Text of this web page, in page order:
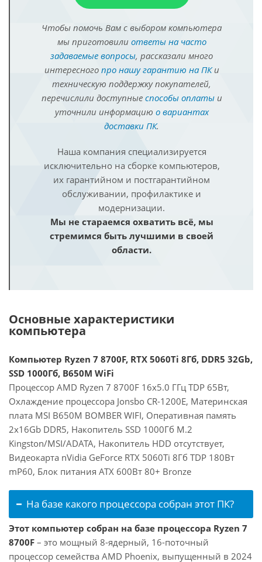
Чтобы помочь Вам с выбором компьютера
мы приготовили ответы на часто
задаваемые вопросы, рассказали много
интересного про нашу гарантию на ПКи
техническую поддержку покупателей,
перечислили доступные способы оплатыи
уточнили информацию о вариантах
доставки ПК.
Наша компания специализируется
исключительно на сборке компьютеров,
их гарантийном и постгарантийном
обслуживании, профилактике и
модернизации.
Мы не стараемся охватить всё, мы
стремимся быть лучшими в своей
области.
Основные характеристики
компьютера
Компьютер Ryzen 7 8700F, RTX 5060Ti 8Гб, DDR5 32Gb,
SSD 1000Гб, B650M WiFi
Процессор AMD Ryzen 7 8700F 16x5.0 ГГц TDP 65Вт,
Охлаждение процессора Jonsbo CR-1200E, Материнская
плата MSI B650M BOMBER WIFI, Оперативная память
2x16Gb DDR5, Накопитель SSD 1000Гб M.2
Kingston/MSI/ADATA, Накопитель HDD отсутствует,
Видеокарта nVidia GeForce RTX 5060Ti 8Гб TDP 180Вт
mP60, Блок питания ATX 600Вт 80+ Bronze
На базе какого процессора собран этот ПК?
Этот компьютер собран на базе процессора Ryzen 7
8700F – это мощный 8-ядерный, 16-поточный
процессор семейства AMD Phoenix, выпущенный в 2024